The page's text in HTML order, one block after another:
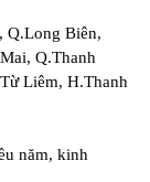
Q.Long Biên,
Q.Thanh
Liêm, H.Thanh
năm, kinh